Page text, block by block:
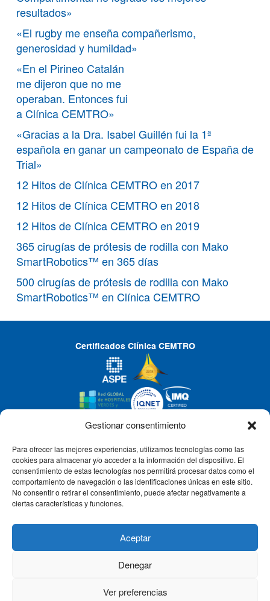
Gestionar consentimiento
Para ofrecer las mejores experiencias, utilizamos tecnologías como las
cookies para almacenar y/o acceder a la información del dispositivo. El
consentimiento de estas tecnologías nos permitirá procesar datos como el
comportamiento de navegación o las identificaciones únicas en este sitio.
No consentir o retirar el consentimiento, puede afectar negativamente a
ciertas características y funciones.
Aceptar
Denegar
Ver preferencias
resultados»
«El rugby me enseña compañerismo,
generosidad y humildad»
«En el Pirineo Catalán
me dijeron que no me
operaban. Entonces fui
a Clínica CEMTRO»
«Gracias a la Dra. Isabel Guillén fui la 1ª
española en ganar un campeonato de España de
Trial»
12 Hitos de Clínica CEMTRO en 2017
12 Hitos de Clínica CEMTRO en 2018
12 Hitos de Clínica CEMTRO en 2019
365 cirugías de prótesis de rodilla con Mako
SmartRobotics™ en 365 días
500 cirugías de prótesis de rodilla con Mako
SmartRobotics™ en Clínica CEMTRO
Certificados Clínica CEMTRO
CLÍNICA CEMTRO
QUIÉNES SOMOS